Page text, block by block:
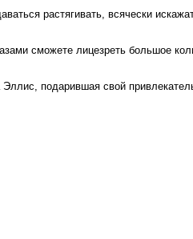
растягивать, всячески
сможете лицезреть большое
подарившая свой